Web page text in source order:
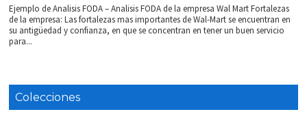
Ejemplo de Analisis FODA – Analisis FODA de la empresa Wal Mart Fortalezas
de la empresa: Las fortalezas mas importantes de Wal-Mart se encuentran en
su antigüedad y confianza, en que se concentran en tener un buen servicio
para...
Colecciones